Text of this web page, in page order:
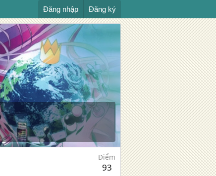
Đăng nhập Đăng ký
Điểm
93